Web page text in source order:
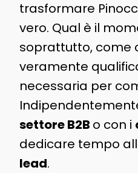
trasformare
vero. Qual è il
soprattutto, come
veramente
necessaria per
settore B2B o con i
dedicare tempo
lead.